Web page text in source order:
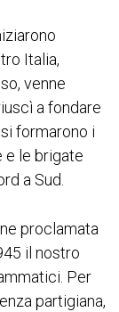
Italia,
venne
a fondare
formarono i
e le brigate
a Sud.
proclamata
il nostro
Per
partigiana,